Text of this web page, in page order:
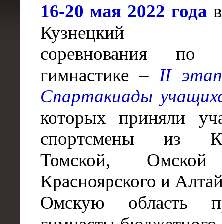
16-20 мая 2022 года
Кузнецкий
соревнования по
гимнастике – II
Спартакиады
которых приняли
спортсмены из
Томской, Омской
Красноярского и
Омскую область